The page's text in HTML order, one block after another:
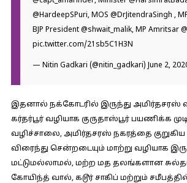
@HardeepSPuri, MOS @DrJitendraSingh ,
BJP President @shwait_malik, MP Amritsar
pic.twitter.com/21sb5C1H3N
— Nitin Gadkari (@nitin_gadkari) June 2,
இதனால் நக்கோடரில் இருந்து அமிர்தசரஸ்
கர்தர்பூர் வழியாக குருதாஸ்பூர் பயணிக்க
வழிச்சாலை, அமிர்தசரஸ் நகரத்தை
விரைந்து சென்றடையும் மாற்று வழியாக
மட்டுமல்லாமல், மற்ற மத தலங்களான
கோயிந்த் வால், கடூர் சாகிப் மற்றும்